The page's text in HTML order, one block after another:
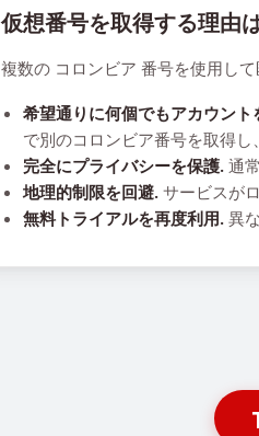
仮想番号を取得する理由
複数の コロンビア 番号を使用し
希望通りに何個でもアカウント
で別のコロンビア番号を取得し
完全にプライバシーを保護. 通
地理的制限を回避. サービスが
無料トライアルを再度利用. 異